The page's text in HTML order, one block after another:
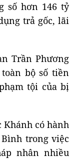
số hơn 146 tỷ
trả gốc, lãi
Trần Phương
bộ số tiền
tội của bị
Khánh có hành
trong việc
nhân nhiều